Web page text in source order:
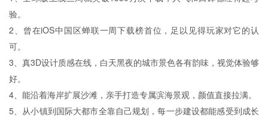
验。
2、曾在iOS中国区蝉联一周下载榜首位，足以见得玩家对它的认
可。
3、真3D设计质感在线，白天黑夜的城市景色各有韵味，视觉体验够
好。
4、能沿着海岸扩展沙滩，亲手打造专属滨海景观，颜值直接拉满。
5、从小镇到国际大都市全靠自己规划，每一步建设都能感受到成长